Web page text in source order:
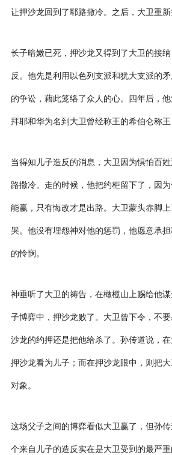
让押沙龙回到了耶路撒冷。之后，大卫重新
长子暗嫩已死，押沙龙又得到了大卫的接
反。他先是利用以色列支派和犹大支派的
的争讼，藉此笼络了众人的心。四年后，
拜耶和华为名到大卫曾经称王的希伯仑称王
当得知儿子造反的消息，大卫因为惧怕百
路撒冷。走的时候，他把约柜留下了，因
能赢，只有悔改才是出路。大卫蒙头赤脚
哭。他没有埋怨神对他的惩罚，他愿意承
的怜悯。
神垂听了大卫的祷告，在橄榄山上赐给他
子博弈中，押沙龙败了。大卫曾下令，不
沙龙的约押还是把他给杀了。孙传道说，
押沙龙看为儿子；而在押沙龙眼中，则把
对象。
这场父子之间的博弈看似大卫赢了，但孙
个来自儿子的造反实在是大卫受到的最严重